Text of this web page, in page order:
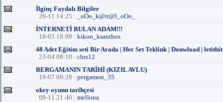
İlginç Faydalı Bilgiler
26-11 14:25 :
_oOo_k@rt@l_oOo_
İNTERNETİ BULAN ADAM!!!
18-05 18:09 : kikon_ksanthos
48 Adet Eğitim seti Bir Arada | Her Set Teklink | Donwload | letitbit
23-04 08:10 : chrs12
BERGAMANIN TARİHİ (KIZIL AVLU)
19-07 09:28 : pergamon_35
okey oyunu tarihçesi
08-11 21:40 : mellona